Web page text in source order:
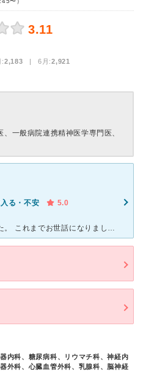
3.11
:2,183 | 6月:2,921
、一般病院連携精神医学専門医、
る・不安
5.0
今日で精神科の通院を終えました。 これまでお世話になりました。 20代後半の女です。約3年前に適応障害になり仕事を辞め、地元の心療内科に通っていました。 その当時はたくさんの薬を飲んでいて常
内科、糖尿病科、リウマチ科、神経内
外科、心臓血管外科、乳腺科、脳神経